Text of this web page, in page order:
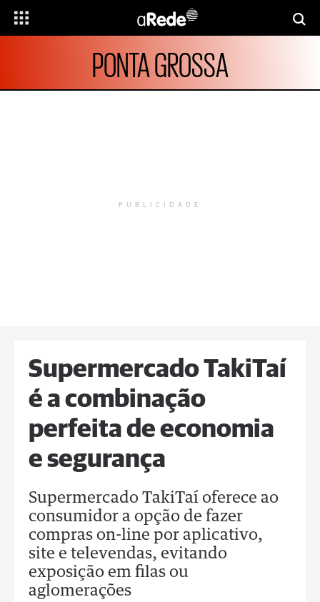
PONTA GROSSA
PUBLICIDADE
Supermercado TakiTaí
é a combinação
perfeita de economia
e segurança
Supermercado TakiTaí oferece ao
consumidor a opção de fazer
compras on-line por aplicativo,
site e televendas, evitando
exposição em filas ou
aglomerações